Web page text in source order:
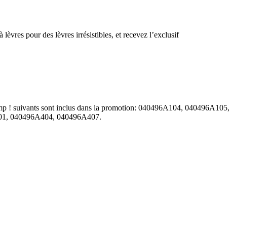
pour des lèvres irrésistibles, et recevez l’exclusif
! suivants sont inclus dans la promotion: 040496A104, 040496A105,
040496A404, 040496A407.